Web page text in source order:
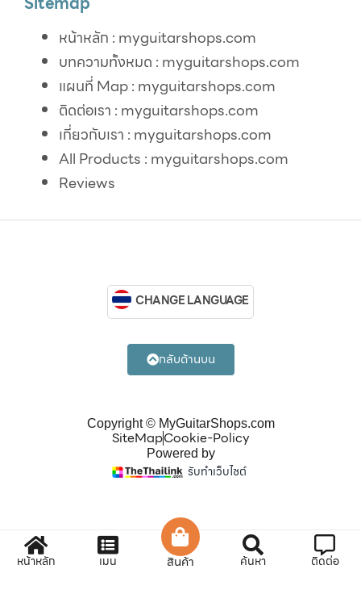
หน้าหลัก : myguitarshops.com
บทความทั้งหมด : myguitarshops.com
แผนที่ Map : myguitarshops.com
ติดต่อเรา : myguitarshops.com
เกี่ยวกับเรา : myguitarshops.com
All Products : myguitarshops.com
Reviews
Copyright © MyGuitarShops.com
SiteMapCookie-Policy
Powered by
รับทำเว็บไซต์
CHANGE LANGUAGE
กลับด้านบน
หน้าหลัก เมนู สินค้า ค้นหา ติดต่อ